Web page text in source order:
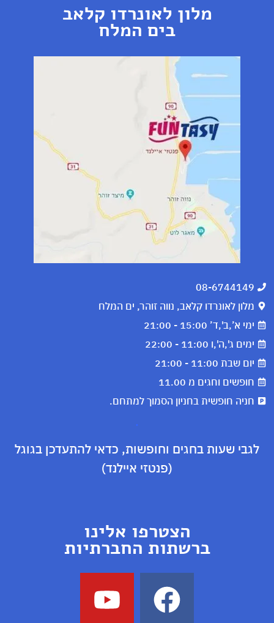
מלון לאונרדו קלאב
בים המלח
08-6744149
מלון לאונרדו קלאב, נווה זוהר, ים המלח
ימי א’,ב',ד’ 15:00 - 21:00
ימים ג',ה',ו 11:00 - 22:00
יום שבת 11:00 - 21:00
חופשים וחגים מ 11.00
חניה חופשית בחניון הסמוך למתחם.
.
לגבי שעות בחגים וחופשות, כדאי להתעדכן בגוגל
(פנטזי איילנד)
הצטרפו אלינו
ברשתות החברתיות